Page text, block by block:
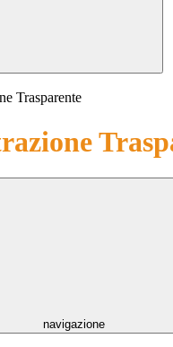
Trasparente
navigazione